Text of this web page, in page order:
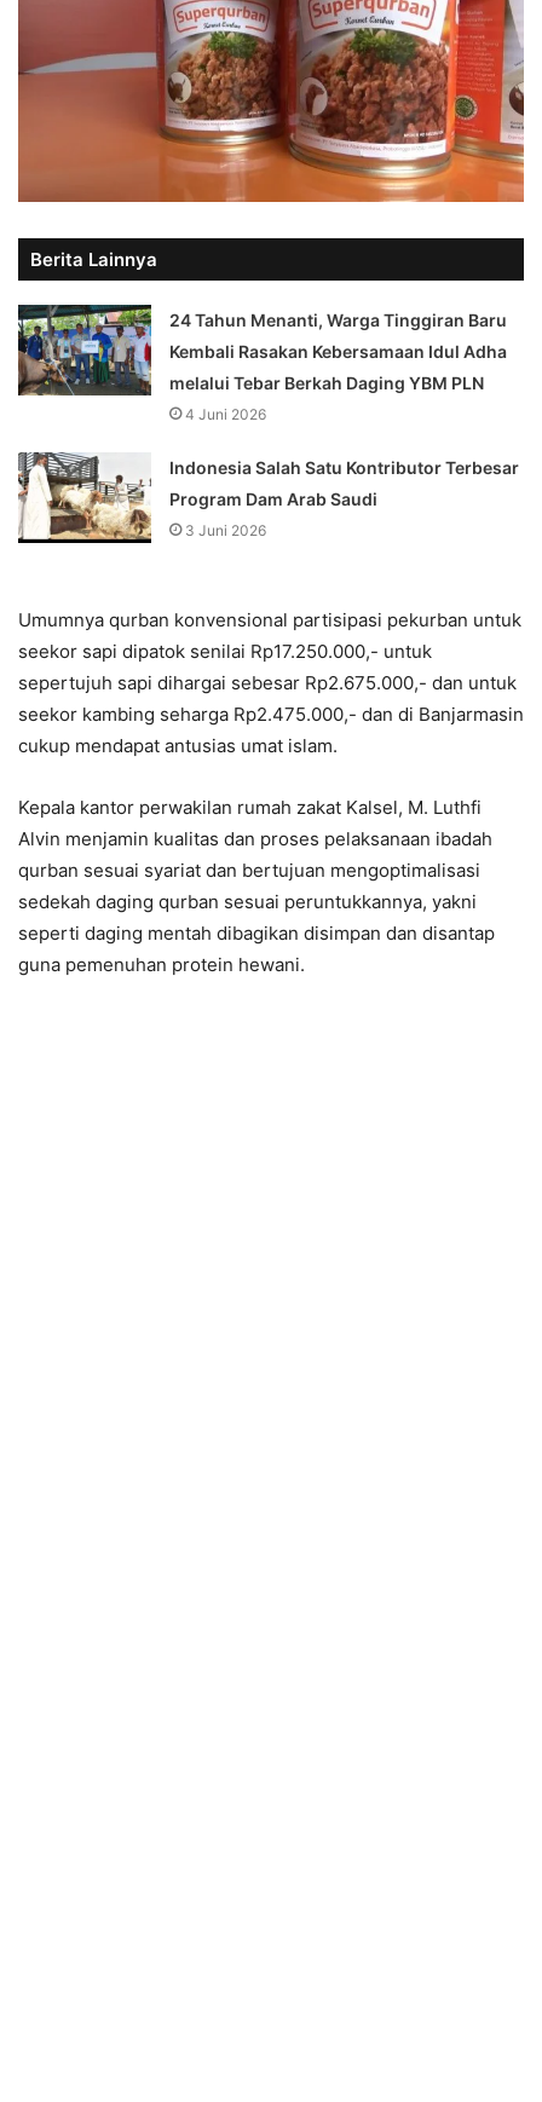
Berita Lainnya
24 Tahun Menanti, Warga Tinggiran Baru
Kembali Rasakan Kebersamaan Idul Adha
melalui Tebar Berkah Daging YBM PLN
4 Juni 2026
Indonesia Salah Satu Kontributor Terbesar
Program Dam Arab Saudi
3 Juni 2026
Umumnya qurban konvensional partisipasi pekurban untuk
seekor sapi dipatok senilai Rp17.250.000,- untuk
sepertujuh sapi dihargai sebesar Rp2.675.000,- dan untuk
seekor kambing seharga Rp2.475.000,- dan di Banjarmasin
cukup mendapat antusias umat islam.
Kepala kantor perwakilan rumah zakat Kalsel, M. Luthfi
Alvin menjamin kualitas dan proses pelaksanaan ibadah
qurban sesuai syariat dan bertujuan mengoptimalisasi
sedekah daging qurban sesuai peruntukkannya, yakni
seperti daging mentah dibagikan disimpan dan disantap
guna pemenuhan protein hewani.